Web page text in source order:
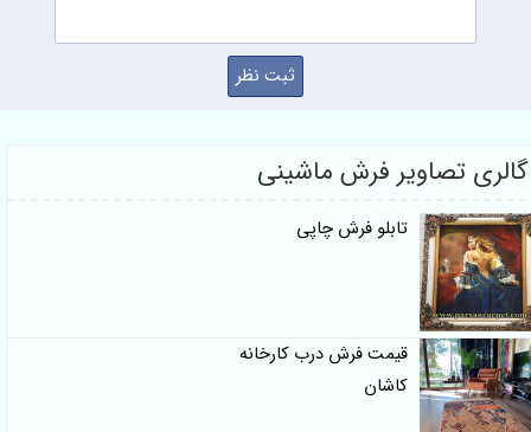
گالری تصاویر فرش ماشینی
تابلو فرش چاپی
قیمت فرش درب کارخانه
کاشان